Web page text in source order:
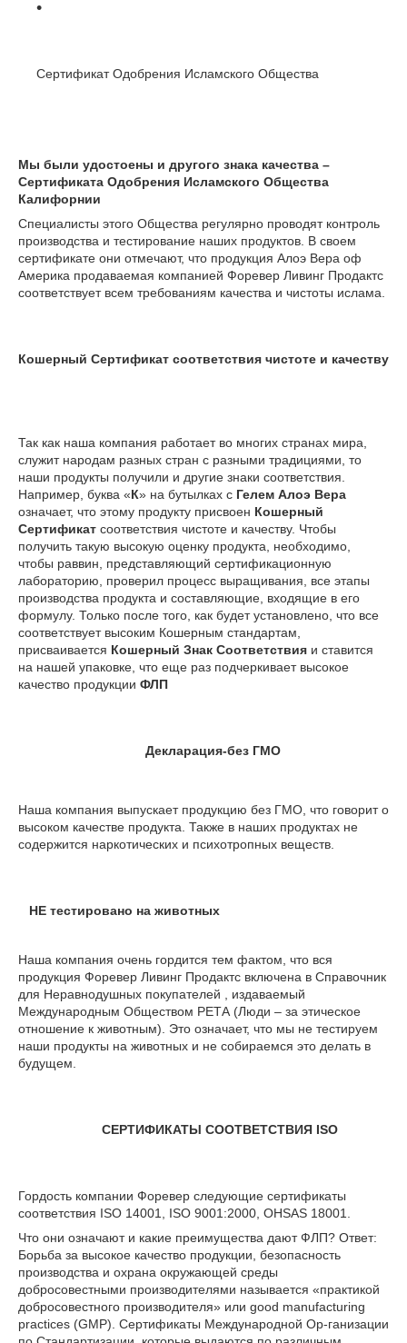
Сертификат Одобрения Исламского Общества
Мы были удостоены и другого знака качества –
Сертификата Одобрения Исламского Общества
Калифорнии
Специалисты этого Общества регулярно проводят контроль
производства и тестирование наших продуктов. В своем
сертификате они отмечают, что продукция Алоэ Вера оф
Америка продаваемая компанией Форевер Ливинг Продактс
соответствует всем требованиям качества и чистоты ислама.
Кошерный Сертификат соответствия чистоте и качеству
Так как наша компания работает во многих странах мира,
служит народам разных стран с разными традициями, то
наши продукты получили и другие знаки соответствия.
Например, буква «К» на бутылках с Гелем Алоэ Вера
означает, что этому продукту присвоен Кошерный
Сертификат соответствия чистоте и качеству. Чтобы
получить такую высокую оценку продукта, необходимо,
чтобы раввин, представляющий сертификационную
лабораторию, проверил процесс выращивания, все этапы
производства продукта и составляющие, входящие в его
формулу. Только после того, как будет установлено, что все
соответствует высоким Кошерным стандартам,
присваивается Кошерный Знак Соответствия и ставится
на нашей упаковке, что еще раз подчеркивает высокое
качество продукции ФЛП
Декларация-без ГМО
Наша компания выпускает продукцию без ГМО, что говорит о
высоком качестве продукта. Также в наших продуктах не
содержится наркотических и психотропных веществ.
НЕ тестировано на животных
Наша компания очень гордится тем фактом, что вся
продукция Форевер Ливинг Продактс включена в Справочник
для Неравнодушных покупателей , издаваемый
Международным Обществом РЕТА (Люди – за этическое
отношение к животным). Это означает, что мы не тестируем
наши продукты на животных и не собираемся это делать в
будущем.
СЕРТИФИКАТЫ СООТВЕТСТВИЯ ISO
Гордость компании Форевер следующие сертификаты
соответствия ISO 14001, ISO 9001:2000, OHSAS 18001.
Что они означают и какие преимущества дают ФЛП? Ответ:
Борьба за высокое качество продукции, безопасность
производства и охрана окружающей среды
добросовестными производителями называется «практикой
добросовестного производителя» или good manufacturing
practices (GMP). Сертификаты Международной Ор-ганизации